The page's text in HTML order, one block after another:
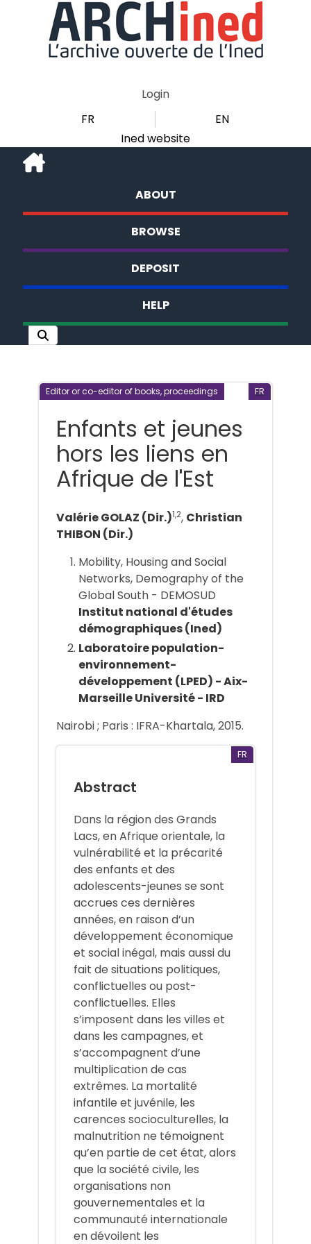
Login
FR
EN
Ined website
ABOUT
BROWSE
DEPOSIT
HELP
Editor or co-editor of books, proceedings FR
Enfants et jeunes
hors les liens en
Afrique de l'Est
Valérie GOLAZ (Dir.)1,2, Christian
THIBON (Dir.)
Mobility, Housing and Social
Networks, Demography of the
Global South - DEMOSUD
Institut national d'études
démographiques (Ined)
Laboratoire population-
environnement-
développement (LPED) - Aix-
Marseille Université - IRD
Nairobi ; Paris : IFRA-Khartala, 2015.
FR
Abstract
Dans la région des Grands
Lacs, en Afrique orientale, la
vulnérabilité et la précarité
des enfants et des
adolescents-jeunes se sont
accrues ces dernières
années, en raison d’un
développement économique
et social inégal, mais aussi du
fait de situations politiques,
conflictuelles ou post-
conflictuelles. Elles
s’imposent dans les villes et
dans les campagnes, et
s’accompagnent d’une
multiplication de cas
extrêmes. La mortalité
infantile et juvénile, les
carences socioculturelles, la
malnutrition ne témoignent
qu’en partie de cet état, alors
que la société civile, les
organisations non
gouvernementales et la
communauté internationale
en dévoilent les